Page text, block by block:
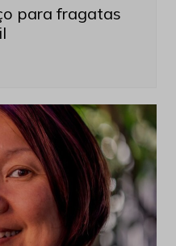
para fragatas